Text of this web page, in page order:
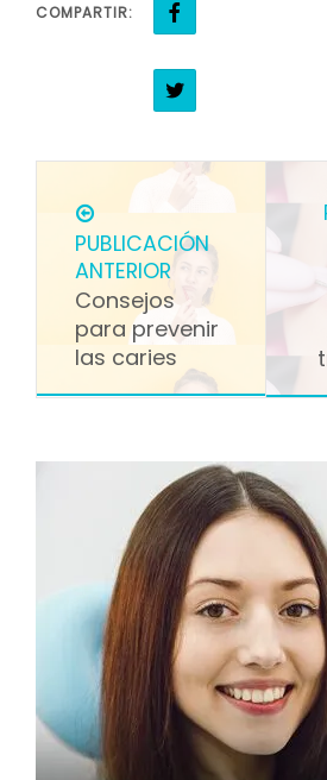
COMPARTIR:
PUBLICACIÓN
ANTERIOR
Consejos
para prevenir
las caries